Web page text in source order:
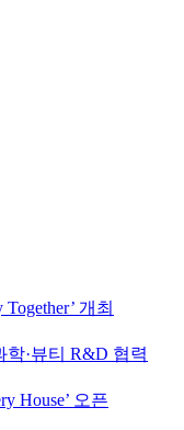
개최
학·뷰티 R&D 협력
House’ 오픈